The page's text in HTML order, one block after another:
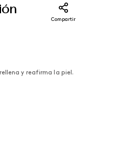
Compartir
y reafirma la piel.